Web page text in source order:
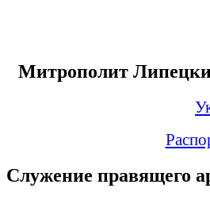
Митрополит
Служение правящего